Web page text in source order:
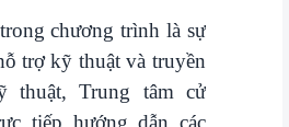
chương trình là sự
trợ kỹ thuật và truyền
thuật, Trung tâm cử
tiếp hướng dẫn các